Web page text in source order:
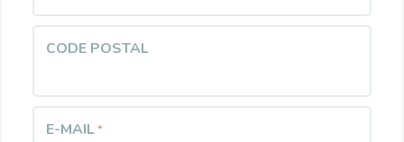
CODE POSTAL
E-MAIL*